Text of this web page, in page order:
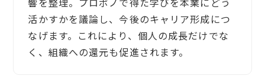
活かすかを議論し、今後のキャリア形成につ
なげます。これにより、個人の成長だけでな
く、組織への還元も促進されます。